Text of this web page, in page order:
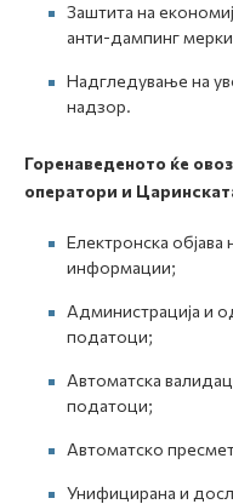
Заштита на
анти-дампинг
Надгледување на
надзор.
Горенаведеното ќе
оператори и
Електронска
информации;
Администрација и
податоци;
Автоматска
податоци;
Автоматско
Унифицирана и